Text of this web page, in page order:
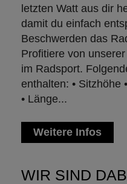
letzten Watt aus dir
damit du einfach
Beschwerden das
Profitiere von
im Radsport.
enthalten: • Sitzhöhe
• Länge...
Weitere Infos
WIR SIND